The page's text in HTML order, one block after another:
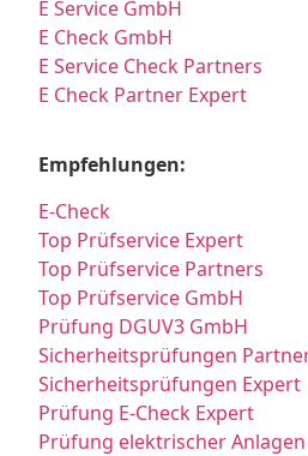
E Service GmbH
E Check GmbH
E Service Check Partners
E Check Partner Expert
Empfehlungen:
E-Check
Top Prüfservice Expert
Top Prüfservice Partners
Top Prüfservice GmbH
Prüfung DGUV3 GmbH
Sicherheitsprüfungen
Sicherheitsprüfungen Expert
Prüfung E-Check Expert
Prüfung elektrischer Anlagen